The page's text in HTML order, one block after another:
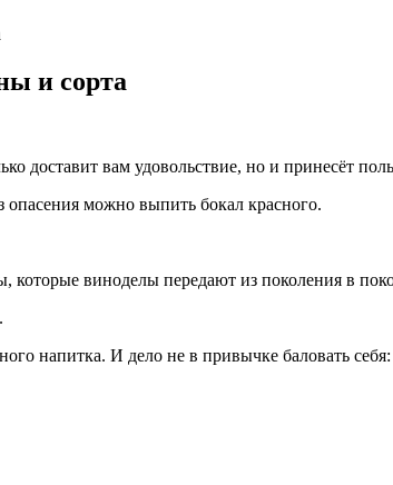
и сорта
доставит вам удовольствие, но и принесёт
можно выпить бокал красного.
которые виноделы передают из поколения в
напитка. И дело не в привычке баловать себя: